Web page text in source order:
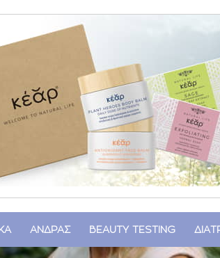
ΑΝΔΡΑΣ BEAUTY TESTING